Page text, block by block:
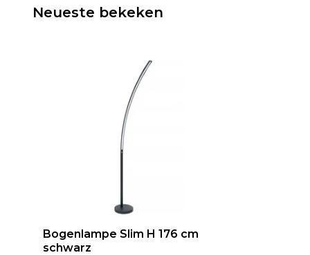
Neueste bekeken
Bogenlampe Slim H 176 cm
schwarz